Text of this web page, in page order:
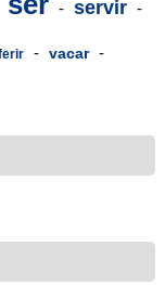
- servir -
- vacar -